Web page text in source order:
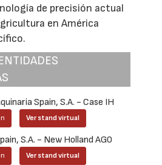
de precisión actual
en América
Spain, S.A. - Case IH
Ver stand virtual
S.A. - New Holland AG0
Ver stand virtual